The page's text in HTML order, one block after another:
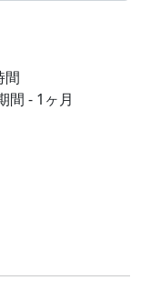
間
間 - 1ヶ月